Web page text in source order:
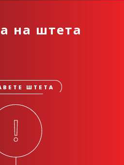
на штета
ШТЕТА